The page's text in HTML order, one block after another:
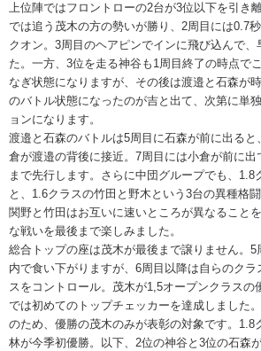
上位陣ではフロントローの2台が3位以下を引き
では追う茂木の方の勢いが勝り、2周目には0.7
クオン。3周目のヘアピンでインに飛び込んで、
た。一方、3位を走る神谷も1周目終了の時点で
なぎ状態になりますが、その後は渡邉と石森が
のバトル状態になったのが吉と出て、次第に単
ョンになります。
渡邉と石森のバトルは5周目に石森が前に出る
倉が渡邉の背後に接近。7周目には小倉が前に出
まで先行します。さらに中団グループでも、1.8
と、1.6クラスの竹田と野木という3台の異種格
関野と竹田はお互いに速いところが異なること
な戦いを最後まで楽しみました。
総合トップの座は茂木が最後まで譲りません。5
内で食い下がりますが、6周目以降は自らのク
スをコントロール。茂木が1,5オープンクラスの
では初めてのトップチェッカーを達成しました
のため、優勝の茂木のみが表彰の対象です。1.8
林が今季初優勝。以下、2位の神谷と3位の石森